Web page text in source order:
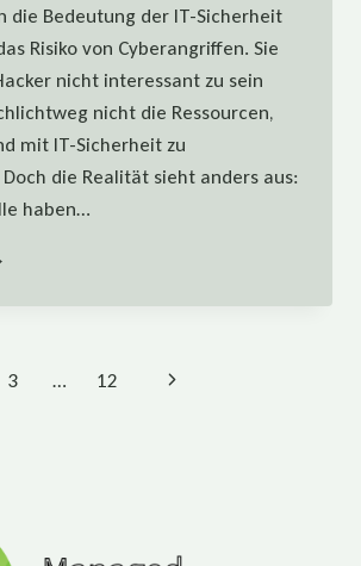
die Bedeutung der IT-Sicherheit
Risiko von Cyberangriffen. Sie
nicht interessant zu sein
nicht die Ressourcen,
mit IT-Sicherheit zu
die Realität sieht anders aus:
haben…
3 … 12
Next